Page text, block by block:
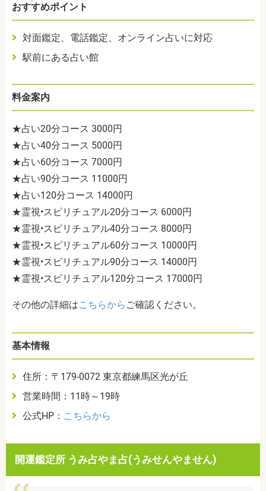
おすすめポイント
対面鑑定、電話鑑定、オンライン占いに対応
駅前にある占い館
料金案内
★占い20分コース 3000円
★占い40分コース 5000円
★占い60分コース 7000円
★占い90分コース 11000円
★占い120分コース 14000円
★霊視•スピリチュアル20分コース 6000円
★霊視•スピリチュアル40分コース 8000円
★霊視•スピリチュアル60分コース 10000円
★霊視•スピリチュアル90分コース 14000円
★霊視•スピリチュアル120分コース 17000円
その他の詳細はこちらから ご確認ください。
基本情報
住所：〒179-0072 東京都練馬区光が丘
営業時間：11時～19時
公式HP： こちらから
開運鑑定所 うみ占やま占(うみせんやません)